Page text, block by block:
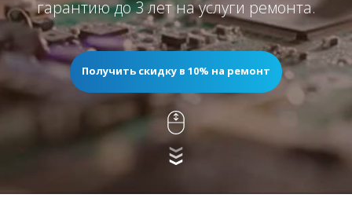
гарантию до 3 лет на услуги ремонта.
Получить скидку в 10% на ремонт